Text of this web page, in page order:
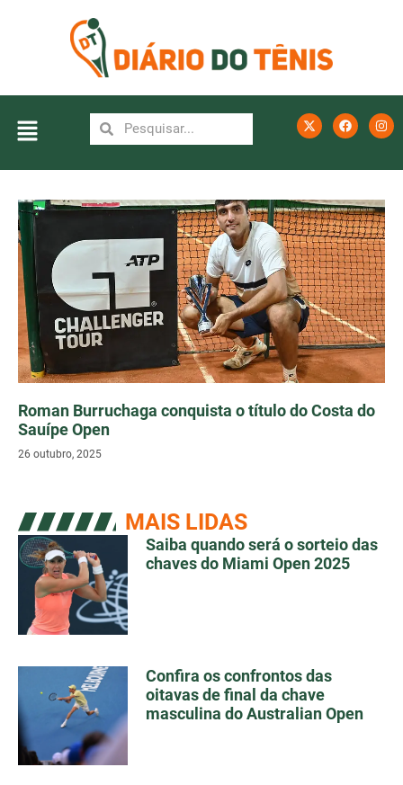
Roman Burruchaga conquista o título do Costa do
Sauípe Open
26 outubro, 2025
MAIS LIDAS
Saiba quando será o sorteio das
chaves do Miami Open 2025
Confira os confrontos das
oitavas de final da chave
masculina do Australian Open